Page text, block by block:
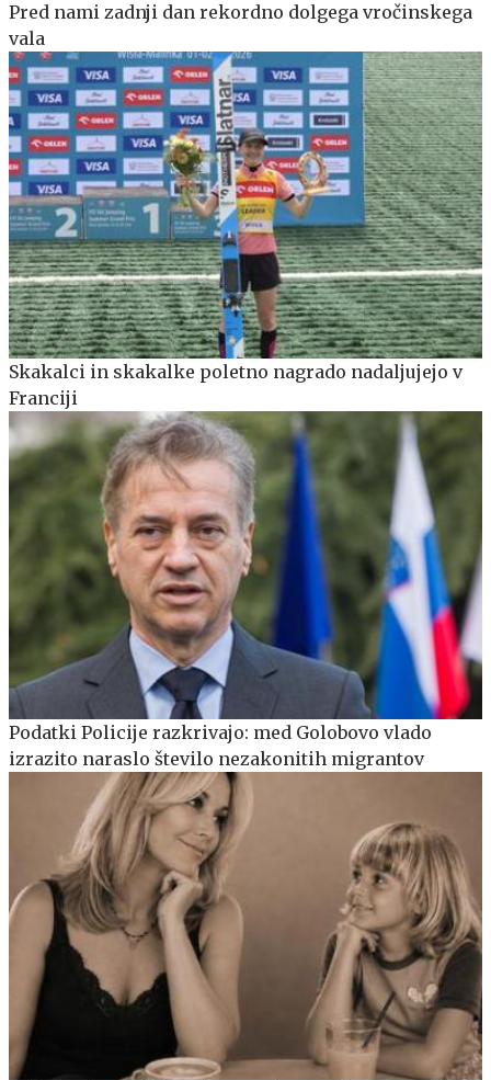
Pred nami zadnji dan rekordno dolgega vročinskega
vala
Skakalci in skakalke poletno nagrado nadaljujejo v
Franciji
Podatki Policije razkrivajo: med Golobovo vlado
izrazito naraslo število nezakonitih migrantov